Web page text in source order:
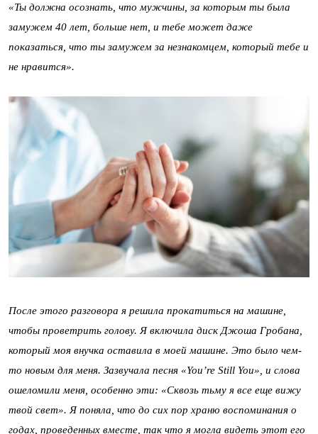
«Ты должна осознать, что мужчины, за которым ты была
замужем 40 лет, больше нет, и тебе может даже
показаться, что ты замужем за незнакомцем, который тебе и
не нравится».
После этого разговора я решила прокатиться на машине,
чтобы проветрить голову. Я включила диск Джоша Гробана,
который моя внучка оставила в моей машине. Это было чем-
то новым для меня. Зазвучала песня «You’re Still You», и слова
ошеломили меня, особенно эти: «Сквозь тьму я все еще вижу
твой свет». Я поняла, что до сих пор храню воспоминания о
годах, проведенных вместе, так что я могла видеть этот его